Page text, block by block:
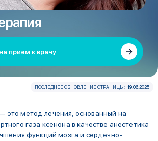
прием к врачу
ПОСЛЕДНЕЕ ОБНОВЛЕНИЕ СТРАНИЦЫ: 19.06.2025
это метод лечения, основанный на
газа ксенона в качестве анестетика
функций мозга и сердечно-